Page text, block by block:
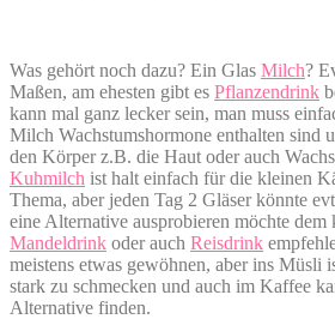
Was gehört noch dazu? Ein Glas Milch?
Maßen, am ehesten gibt es Pflanzendrink
kann mal ganz lecker sein, man muss
Milch Wachstumshormone enthalten sind
den Körper z.B. die Haut oder auch
Kuhmilch ist halt einfach für die kleinen
Thema, aber jeden Tag 2 Gläser könnte
eine Alternative ausprobieren möchte dem
Mandeldrink oder auch Reisdrink
meistens etwas gewöhnen, aber ins Müsli
stark zu schmecken und auch im Kaffee
Alternative finden.